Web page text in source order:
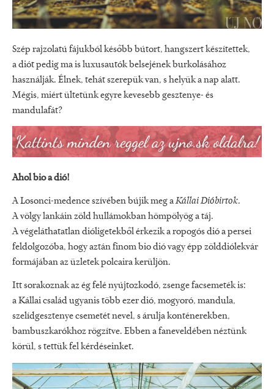
Szép rajzolatú fájukból később bútort, hangszert készítettek,
a diót pedig ma is luxusautók belsejének burkolásához
használják. Élnek, tehát szerepük van, s helyük a nap alatt.
Mégis, miért ültetünk egyre kevesebb gesztenye- és
mandulafát?
Ahol bio a dió!
A Losonci-medence szívében bújik meg aKállai Dióbirtok.
A völgy lankáin zöld hullámokban hömpölyög a táj.
A végeláthatatlan dióligetekből érkezik a ropogós dió a persei
feldolgozóba, hogy aztán finom bio dió vagy épp zölddiólekvár
formájában az üzletek polcaira kerüljön.
Itt sorakoznak az ég felé nyújtozkodó, zsenge facsemeték is:
a Kállai család ugyanis több ezer dió, mogyoró, mandula,
szelídgesztenye csemetét nevel, s árulja konténerekben,
bambuszkarókhoz rögzítve. Ebben a faneveldében néztünk
körül, s tettük fel kérdéseinket.